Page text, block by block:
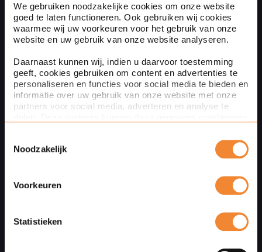
We gebruiken noodzakelijke cookies om onze website
goed te laten functioneren. Ook gebruiken wij cookies
waarmee wij uw voorkeuren voor het gebruik van onze
website en uw gebruik van onze website analyseren.
Daarnaast kunnen wij, indien u daarvoor toestemming
geeft, cookies gebruiken om content en advertenties te
personaliseren en functies voor social media te bieden en
informatie over uw gebruik van onze website met onze
partners voor social media, adverteren en analyse te
ze hebben verzameld op basis van uw gebruik van hun
services. Met de schuifknoppen in deze cookiebanner
kunt u aangeven of u bezwaar heeft tegen de inzet van
van bepaalde cookies. Toestemming kunt u altijd weer
Via de knop Details tonen hieronder leest u meer over het
gebruik van cookies door Ploum. Verdere informatie over
Noodzakelijk
Voorkeuren
Statistieken
Bedrijfsnaam(optioneel)